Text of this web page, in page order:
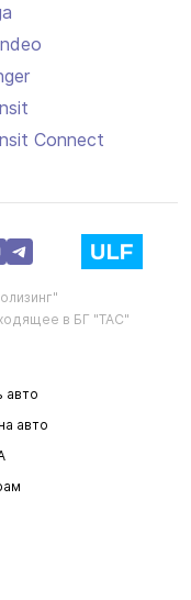
Connect
в БГ "ТАС"
авто
авто